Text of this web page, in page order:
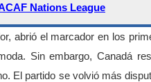
Nations League
abrió el marcador en los
Sin embargo, Canadá
El partido se volvió más